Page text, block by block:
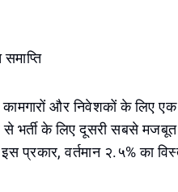
और निवेशकों के लिए एक
से भर्ती के लिए दूसरी सबसे
प्रकार, वर्तमान २.५% का